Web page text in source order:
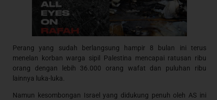
Perang yang sudah berlangsung hampir 8 bulan ini terus
menelan korban warga sipil Palestina mencapai ratusan ribu
orang dengan lebih 36.000 orang wafat dan puluhan ribu
lainnya luka-luka.
Namun kesombongan Israel yang didukung penuh oleh AS ini